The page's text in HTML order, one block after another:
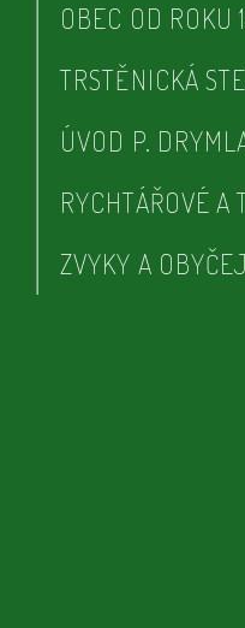
OBEC OD ROKU
TRSTĚNICKÁ
ÚVOD P.
RYCHTÁŘOVÉ A
ZVYKY A